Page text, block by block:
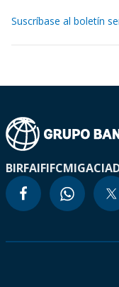
Suscríbase al boletín
BIRFAIFIFCMIGA